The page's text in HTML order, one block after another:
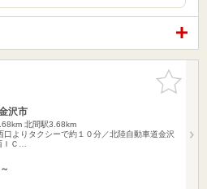
お気に入
りに追加
沢市
北間駅3.68km
口よりタクシーで約１０分／北陸自動車道金沢
ＩＣ…